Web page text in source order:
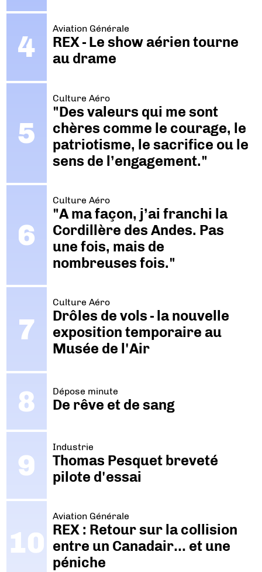
Aviation Générale
REX - Le show aérien tourne
au drame
Culture Aéro
"Des valeurs qui me sont
chères comme le courage, le
patriotisme, le sacrifice ou le
sens de l’engagement."
Culture Aéro
"A ma façon, j’ai franchi la
Cordillère des Andes. Pas
une fois, mais de
nombreuses fois."
Culture Aéro
Drôles de vols - la nouvelle
exposition temporaire au
Musée de l'Air
Dépose minute
De rêve et de sang
Industrie
Thomas Pesquet breveté
pilote d'essai
Aviation Générale
REX : Retour sur la collision
entre un Canadair… et une
péniche